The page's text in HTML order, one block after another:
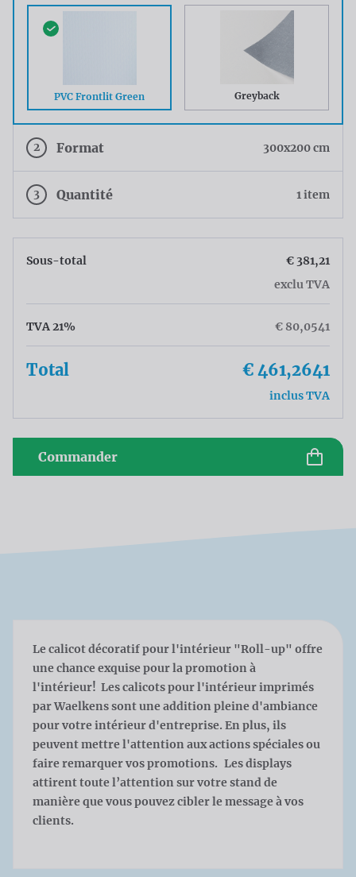
PVC Frontlit Green Greyback
2 Format 300x200 cm
3 Quantité 1 item
Sous-total
€ 381,21
exclu TVA
TVA 21% € 80,0541
Total € 461,2641
inclus TVA
Commander
Le calicot décoratif pour l'intérieur "Roll-up" offre
une chance exquise pour la promotion à
l'intérieur! Les calicots pour l'intérieur imprimés
par Waelkens sont une addition pleine d'ambiance
pour votre intérieur d'entreprise. En plus, ils
peuvent mettre l'attention aux actions spéciales ou
faire remarquer vos promotions. Les displays
attirent toute l’attention sur votre stand de
manière que vous pouvez cibler le message à vos
clients.